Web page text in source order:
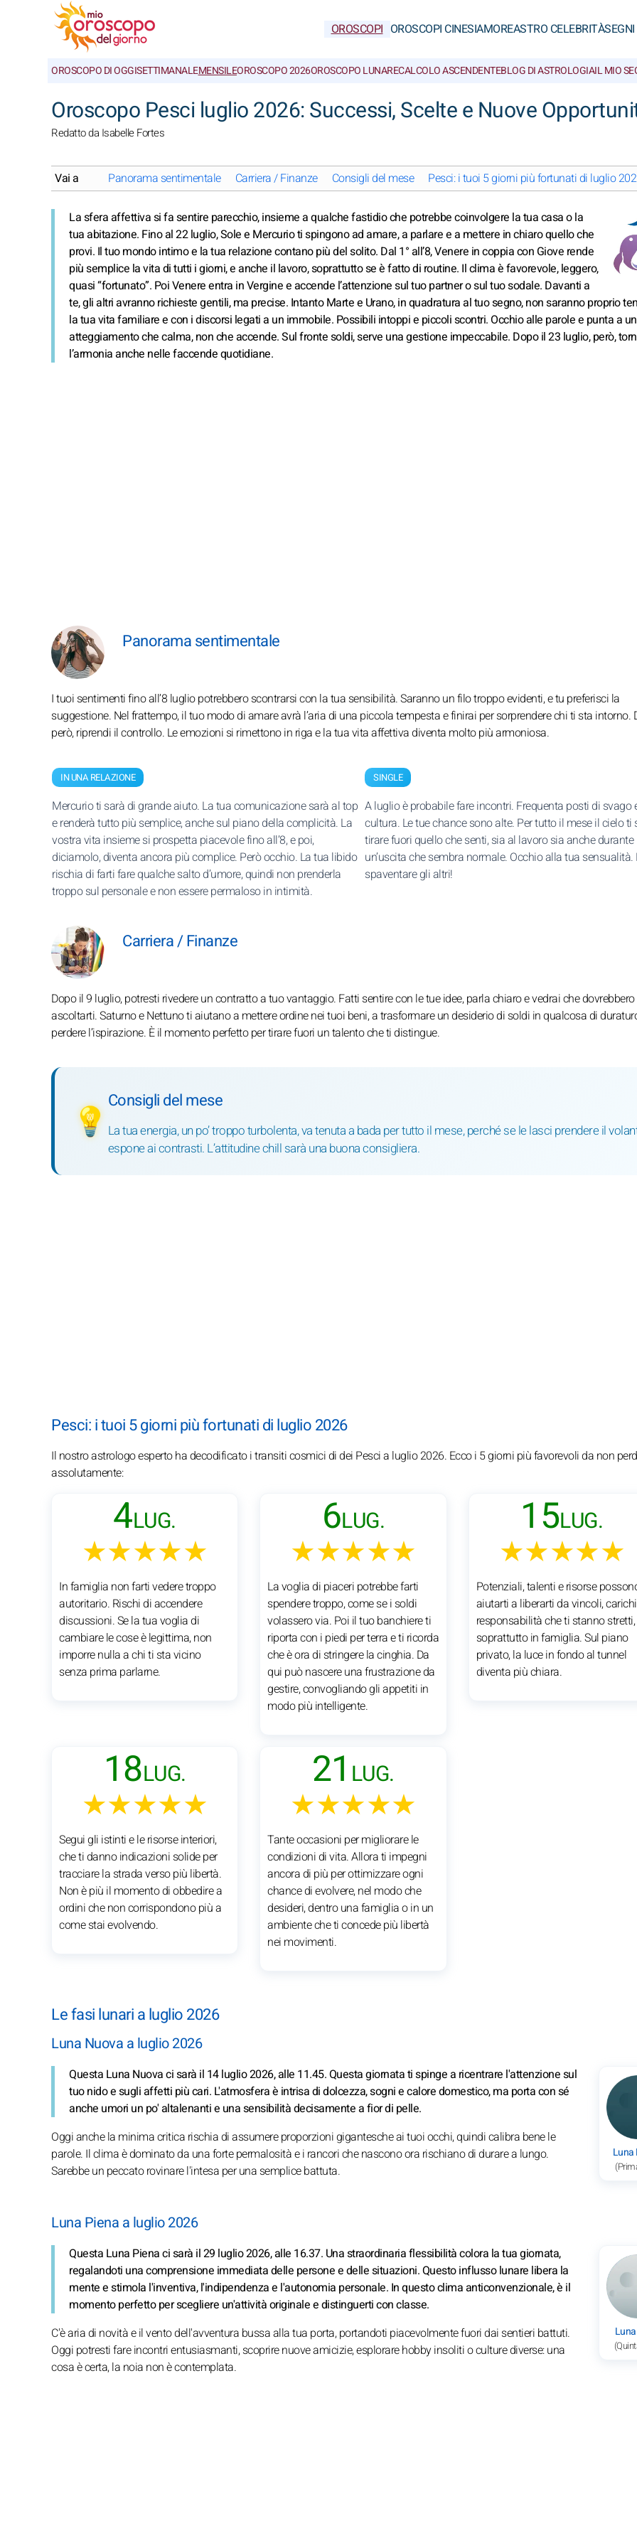
OROSCOPI OROSCOPI CINESIAMOREASTRO CELEBRITÀ
OROSCOPO DI OGGISETTIMANALEMENSILEOROSCOPO 2026OROSCOPO LUNARECALCOLO ASCENDENTEBLOG DI ASTROLOGIAIL MIO
Oroscopo Pesci luglio 2026: Successi, Scelte e Nuove
Redatto da Isabelle Fortes
Vai a Panorama sentimentale Carriera / Finanze Consigli del mese Pesci: i tuoi 5 giorni più fortunati di luglio
La sfera affettiva si fa sentire parecchio, insieme a qualche fastidio che potrebbe coinvolgere la tua casa o la
tua abitazione. Fino al 22 luglio, Sole e Mercurio ti spingono ad amare, a parlare e a mettere in chiaro quello che
provi. Il tuo mondo intimo e la tua relazione contano più del solito. Dal 1° all’8, Venere in coppia con Giove rende
più semplice la vita di tutti i giorni, e anche il lavoro, soprattutto se è fatto di routine. Il clima è favorevole, leggero,
quasi “fortunato”. Poi Venere entra in Vergine e accende l’attenzione sul tuo partner o sul tuo sodale. Davanti a
te, gli altri avranno richieste gentili, ma precise. Intanto Marte e Urano, in quadratura al tuo segno, non saranno proprio
la tua vita familiare e con i discorsi legati a un immobile. Possibili intoppi e piccoli scontri. Occhio alle parole e punta a un
atteggiamento che calma, non che accende. Sul fronte soldi, serve una gestione impeccabile. Dopo il 23 luglio, però,
l’armonia anche nelle faccende quotidiane.
Panorama sentimentale
I tuoi sentimenti fino all’8 luglio potrebbero scontrarsi con la tua sensibilità. Saranno un filo troppo evidenti, e tu preferisci la
suggestione. Nel frattempo, il tuo modo di amare avrà l’aria di una piccola tempesta e finirai per sorprendere chi ti sta intorno.
però, riprendi il controllo. Le emozioni si rimettono in riga e la tua vita affettiva diventa molto più armoniosa.
IN UNA RELAZIONE
Mercurio ti sarà di grande aiuto. La tua comunicazione sarà al top
e renderà tutto più semplice, anche sul piano della complicità. La
vostra vita insieme si prospetta piacevole fino all’8, e poi,
diciamolo, diventa ancora più complice. Però occhio. La tua libido
rischia di farti fare qualche salto d’umore, quindi non prenderla
troppo sul personale e non essere permaloso in intimità.
SINGLE
A luglio è probabile fare incontri. Frequenta posti di svago
cultura. Le tue chance sono alte. Per tutto il mese il cielo ti
tirare fuori quello che senti, sia al lavoro sia anche durante
un’uscita che sembra normale. Occhio alla tua sensualità.
spaventare gli altri!
Carriera / Finanze
Dopo il 9 luglio, potresti rivedere un contratto a tuo vantaggio. Fatti sentire con le tue idee, parla chiaro e vedrai che
ascoltarti. Saturno e Nettuno ti aiutano a mettere ordine nei tuoi beni, a trasformare un desiderio di soldi in qualcosa di
perdere l’ispirazione. È il momento perfetto per tirare fuori un talento che ti distingue.
💡
Consigli del mese
La tua energia, un po’ troppo turbolenta, va tenuta a bada per tutto il mese, perché se le lasci prendere il
espone ai contrasti. L’attitudine chill sarà una buona consigliera.
Pesci: i tuoi 5 giorni più fortunati di luglio 2026
Il nostro astrologo esperto ha decodificato i transiti cosmici di dei Pesci a luglio 2026. Ecco i 5 giorni più favorevoli da non
assolutamente:
4LUG.
★★★★★
In famiglia non farti vedere troppo
autoritario. Rischi di accendere
discussioni. Se la tua voglia di
cambiare le cose è legittima, non
imporre nulla a chi ti sta vicino
senza prima parlarne.
6LUG.
★★★★★
La voglia di piaceri potrebbe farti
spendere troppo, come se i soldi
volassero via. Poi il tuo banchiere ti
riporta con i piedi per terra e ti ricorda
che è ora di stringere la cinghia. Da
qui può nascere una frustrazione da
gestire, convogliando gli appetiti in
modo più intelligente.
15LUG.
★★★★★
Potenziali, talenti e risorse
aiutarti a liberarti da vincoli,
responsabilità che ti stanno stretti,
soprattutto in famiglia. Sul piano
privato, la luce in fondo al tunnel
diventa più chiara.
18LUG.
★★★★★
Segui gli istinti e le risorse interiori,
che ti danno indicazioni solide per
tracciare la strada verso più libertà.
Non è più il momento di obbedire a
ordini che non corrispondono più a
come stai evolvendo.
21 LUG.
★★★★★
Tante occasioni per migliorare le
condizioni di vita. Allora ti impegni
ancora di più per ottimizzare ogni
chance di evolvere, nel modo che
desideri, dentro una famiglia o in un
ambiente che ti concede più libertà
nei movimenti.
Le fasi lunari a luglio 2026
Luna Nuova a luglio 2026
Luna
Questa Luna Nuova ci sarà il 14 luglio 2026, alle 11.45. Questa giornata ti spinge a ricentrare l'attenzione sul
tuo nido e sugli affetti più cari. L'atmosfera è intrisa di dolcezza, sogni e calore domestico, ma porta con sé
anche umori un po' altalenanti e una sensibilità decisamente a fior di pelle.
Oggi anche la minima critica rischia di assumere proporzioni gigantesche ai tuoi occhi, quindi calibra bene le
parole. Il clima è dominato da una forte permalosità e i rancori che nascono ora rischiano di durare a lungo.
Sarebbe un peccato rovinare l'intesa per una semplice battuta.
Luna Piena a luglio 2026
Questa Luna Piena ci sarà il 29 luglio 2026, alle 16.37. Una straordinaria flessibilità colora la tua giornata,
regalandoti una comprensione immediata delle persone e delle situazioni. Questo influsso lunare libera la
mente e stimola l'inventiva, l'indipendenza e l'autonomia personale. In questo clima anticonvenzionale, è il
momento perfetto per scegliere un'attività originale e distinguerti con classe.
C'è aria di novità e il vento dell'avventura bussa alla tua porta, portandoti piacevolmente fuori dai sentieri battuti.
Oggi potresti fare incontri entusiasmanti, scoprire nuove amicizie, esplorare hobby insoliti o culture diverse: una
cosa è certa, la noia non è contemplata.